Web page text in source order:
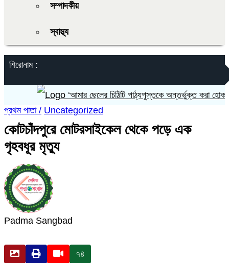
সম্পাদকীয়
স্বাস্থ্য
শিরোনাম :
‘আমার ছেলের চিঠিটি পাঠ্যপুস্তকে অন্তর্ভুক্ত করা হোক’
প্রথম পাতা / Uncategorized
কোটচাঁদপুরে মোটরসাইকেল থেকে পড়ে এক
গৃহবধূর মৃত্যু
Padma Sangbad
৭৪